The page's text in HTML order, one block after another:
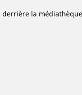
derrière la